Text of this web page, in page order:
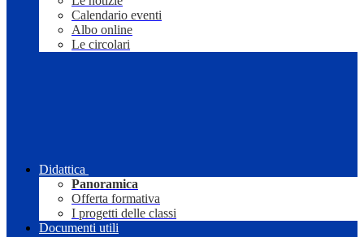
Calendario eventi
Albo online
Le circolari
Didattica
Panoramica
Offerta formativa
I progetti delle classi
Documenti utili